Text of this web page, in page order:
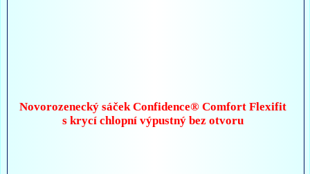
Novorozenecký sáček Confidence® Comfort Flexifit
s krycí chlopní výpustný bez otvoru